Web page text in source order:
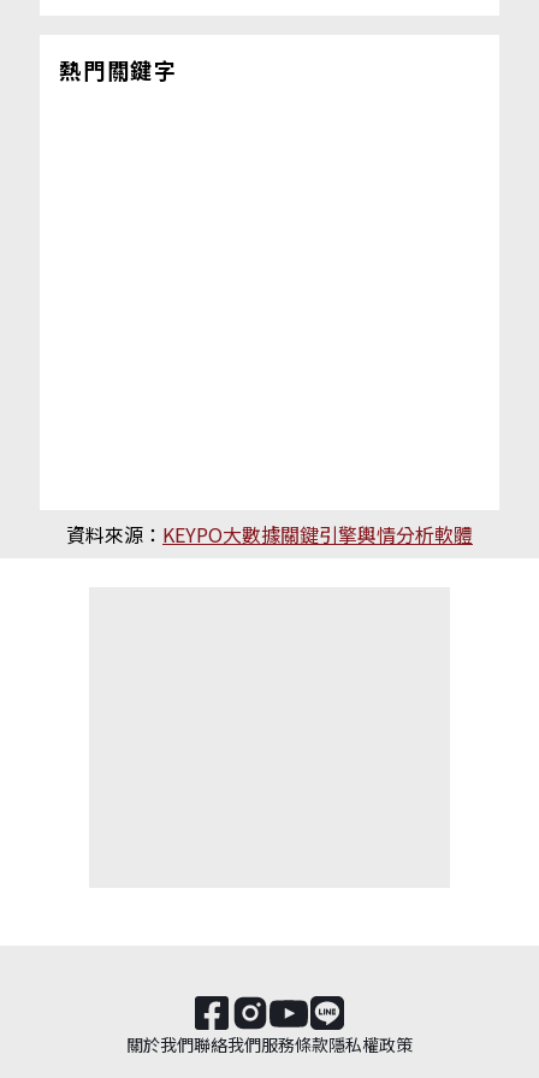
熱門關鍵字
資料來源： KEYPO大數據關鍵引擎輿情分析軟體
關於我們聯絡我們服務條款隱私權政策